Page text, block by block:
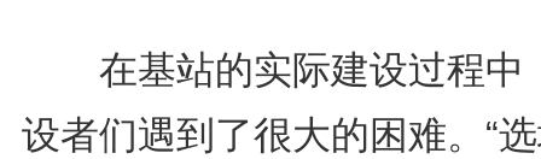
在基站的实际建设过程中
设者们遇到了很大的困难。“